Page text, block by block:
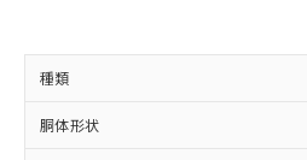
種類
胴体形状